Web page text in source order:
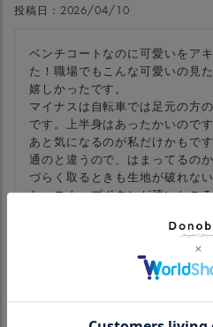
投稿日 2026/04/10
ベンチコートなのに可愛いをア
た！職場でもこんな可愛いの見
嬉しかったです。
マイナスは自転車では足元の方
です。上半身はあったかいのです
あと気になるのが私だけかもで
通のと違うので、はまってるの
づらく取るときも生地が破れな
た。スナップボタンが硬いとこ